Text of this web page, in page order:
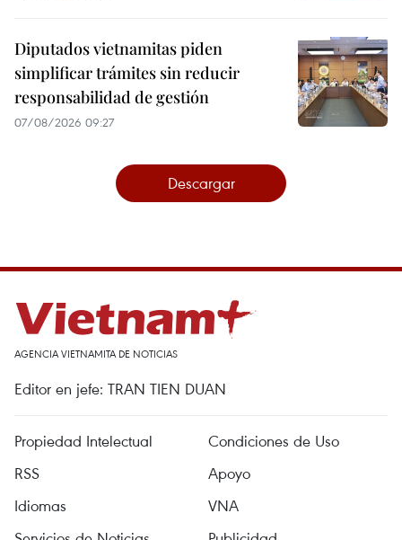
Diputados vietnamitas piden
simplificar trámites sin reducir
responsabilidad de gestión
07/08/2026 09:27
Descargar
AGENCIA VIETNAMITA DE NOTICIAS
Editor en jefe: TRAN TIEN DUAN
Propiedad Intelectual
Condiciones de Uso
RSS
Apoyo
Idiomas
VNA